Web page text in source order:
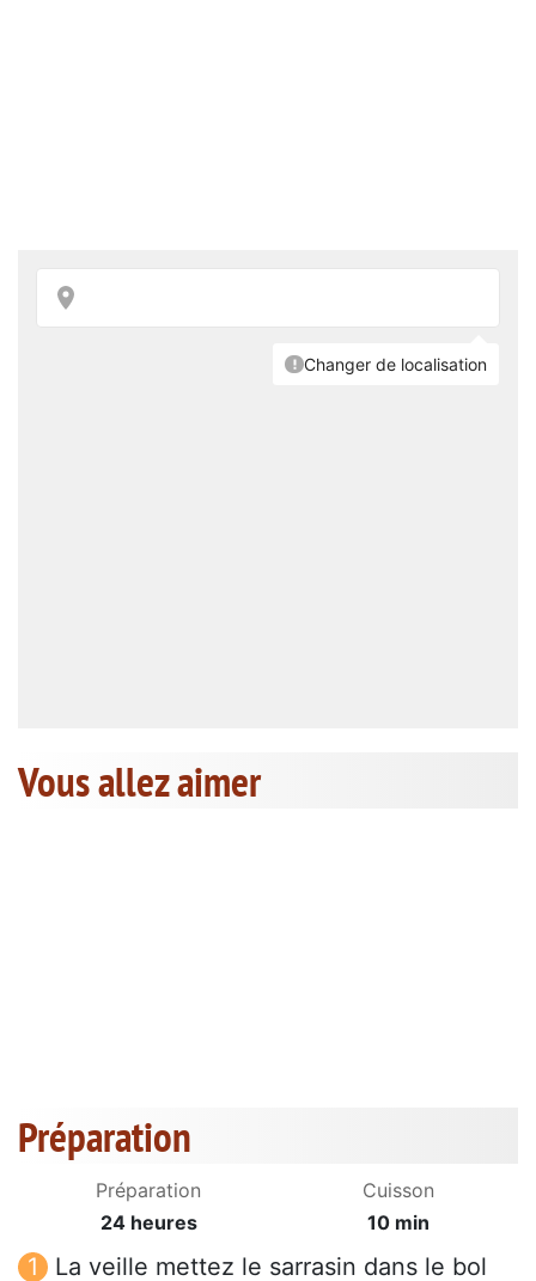
Vous allez aimer
Préparation
Préparation
24 heures
Cuisson
10 min
La veille mettez le sarrasin dans le bol